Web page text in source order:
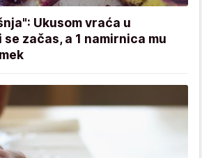
Ukusom vraća u
začas, a 1 namirnica mu